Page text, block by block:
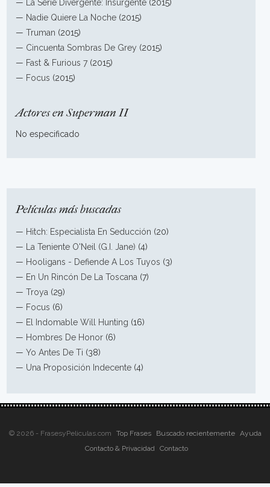
—
La Serie Divergente: Insurgente (2015)
— Nadie Quiere La Noche (2015)
—Truman (2015)
— Cincuenta Sombras De Grey (2015)
— Fast & Furious 7 (2015)
— Focus (2015)
Actores en Superman II
No especificado
Películas más buscadas
— Hitch: Especialista En Seducción (20)
—
La Teniente O'Neil (G.I. Jane) (4)
— Hooligans - Defiende A Los Tuyos (3)
— En Un Rincón De La Toscana (7)
—Troya (29)
— Focus (6)
— El Indomable Will Hunting (16)
— Hombres De Honor (6)
—Yo Antes De Ti (38)
— Una Proposición Indecente (4)
© 2026 - FrasesyPeliculas.com Top Frases Buscado recientemente
Ayuda
Contacto & Privacidad
Contacto